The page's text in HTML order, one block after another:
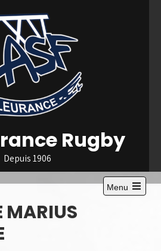
Rugby
Depuis 1906
Menu
Open
MARIUS